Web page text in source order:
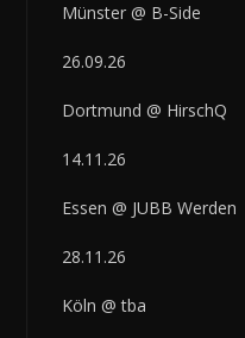
Münster @ B-Side
26.09.26
Dortmund @ HirschQ
14.11.26
Essen @ JUBB Werden
28.11.26
Köln @ tba